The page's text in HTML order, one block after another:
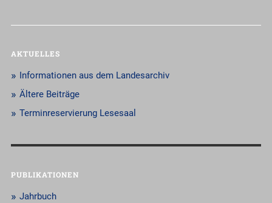
AKTUELLES
Informationen aus dem Landesarchiv
Ältere Beiträge
Terminreservierung Lesesaal
PUBLIKATIONEN
Jahrbuch